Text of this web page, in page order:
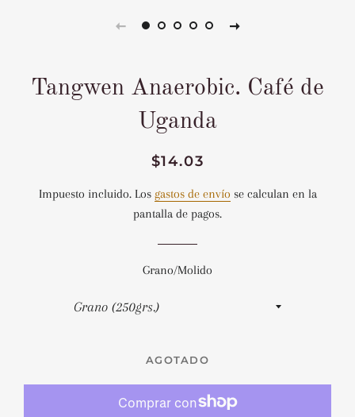
Tangwen Anaerobic. Café de
Uganda
Precio
Precio
venta
$14.03
Impuesto incluido. Los gastos de envío se calculan en la
pantalla de pagos.
Grano/Molido
AGOTADO